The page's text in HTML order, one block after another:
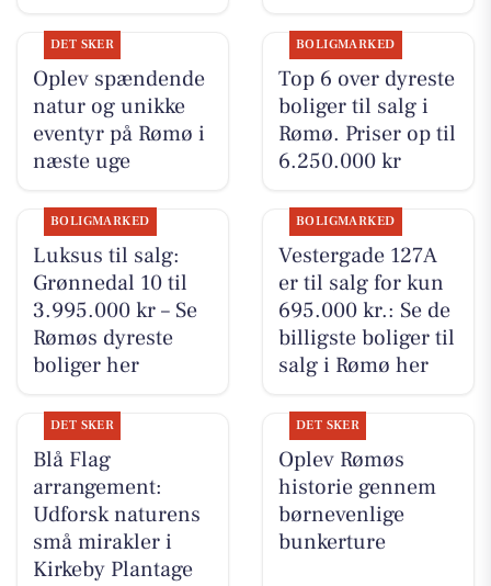
DET SKER
Oplev spændende
natur og unikke
eventyr på Rømø i
næste uge
BOLIGMARKED
Top 6 over dyreste
boliger til salg i
Rømø. Priser op til
6.250.000 kr
BOLIGMARKED
Luksus til salg:
Grønnedal 10 til
3.995.000 kr – Se
Rømøs dyreste
boliger her
BOLIGMARKED
Vestergade 127A
er til salg for kun
695.000 kr.: Se de
billigste boliger til
salg i Rømø her
DET SKER
Blå Flag
arrangement:
Udforsk naturens
små mirakler i
Kirkeby Plantage
DET SKER
Oplev Rømøs
historie gennem
børnevenlige
bunkerture